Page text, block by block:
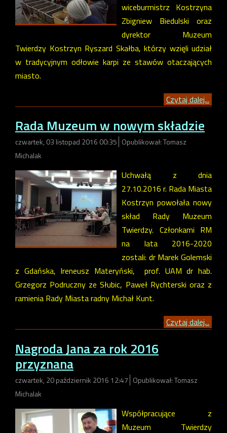
wiceburmistrz Kostrzyna
Zbigniew Biedulski oraz
dyrektor Muzeum
Twierdzy Kostrzyn Ryszard Skałba, którzy wzięli udział
w tradycyjnym odłowie karpi ze stawów otaczających
miasto.
Czytaj dalej...
Rada Muzeum w nowym składzie
czwartek, 03 listopad 2016 00:35 Opublikował: Tomasz
Michalak
Uchwałą z dnia
27.10.2016 r. Rada Miasta
Kostrzyn powołała nowy
skład Rady Muzeum
Twierdzy. Członkami RM
na lata 2016-2020
zostali: dr Marek Golemski
z Gdańska, Ireneusz Materyński, prof. UAM dr hab.
Grzegorz Podruczny ze Słubic, Paweł Rychterski oraz z
ramienia Rady Miasta radny Michał Kunt.
Czytaj dalej...
Nagroda Jana za rok 2016
przyznana
czwartek, 20 październik 2016 12:47 Opublikował: Tomasz
Michalak
Współpracujące z
Muzeum Twierdzy